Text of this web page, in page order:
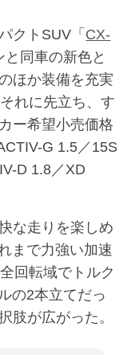
クトSUV「 CX-
同車の新色と
ほか装備を充実
れに先立ち、す
ー希望小売価格
G 1.5／15S
D 1.8／XD
な走りを楽しめ
まで力強い加速
回転域でトルク
の2本立てだっ
肢が広がった。